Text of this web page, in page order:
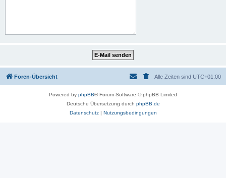
Foren-Übersicht Alle Zeiten sind UTC+01:00
Powered by phpBB® Forum Software © phpBB Limited
Deutsche Übersetzung durch phpBB.de
Datenschutz| Nutzungsbedingungen